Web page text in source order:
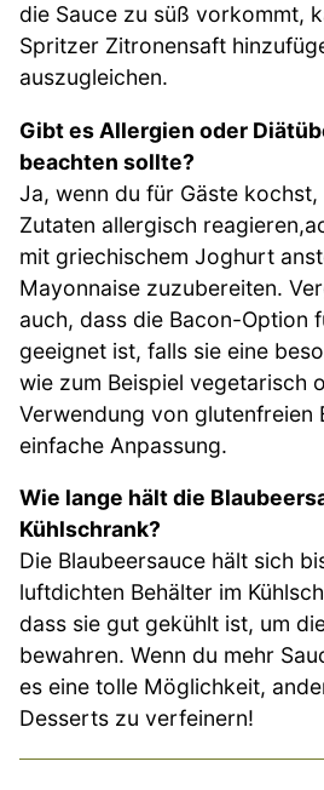
die Sauce zu süß vorkommt,
Spritzer Zitronensaft
auszugleichen.
Gibt es Allergien oder
beachten sollte?
Ja, wenn du für Gäste
Zutaten allergisch
mit griechischem Joghurt
Mayonnaise zuzubereiten.
auch, dass die Bacon-Option
geeignet ist, falls sie eine
wie zum Beispiel vegetarisch
Verwendung von glutenfreien
einfache Anpassung.
Wie lange hält die
Kühlschrank?
Die Blaubeersauce hält sich
luftdichten Behälter im
dass sie gut gekühlt ist, um
bewahren. Wenn du mehr
es eine tolle Möglichkeit,
Desserts zu verfeinern!